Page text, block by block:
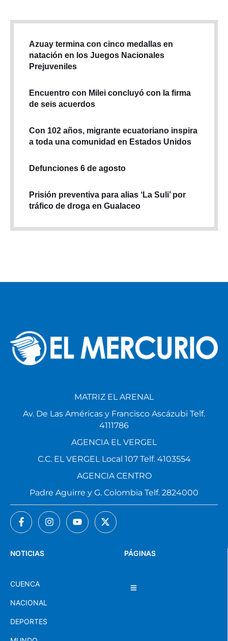
Azuay termina con cinco medallas en
natación en los Juegos Nacionales
Prejuveniles
Encuentro con Milei concluyó con la firma
de seis acuerdos
Con 102 años, migrante ecuatoriano inspira
a toda una comunidad en Estados Unidos
Defunciones 6 de agosto
Prisión preventiva para alias ‘La Suli’ por
tráfico de droga en Gualaceo
PÁGINAS
NOTICIAS
CUENCA
NACIONAL
DEPORTES
MATRIZ EL ARENAL
Av. De Las Américas y Francisco Ascázubi Telf.
4111786
AGENCIA EL VERGEL
C.C. EL VERGEL Local 107 Telf. 4103554
AGENCIA CENTRO
Padre Aguirre y G. Colombia Telf. 2824000